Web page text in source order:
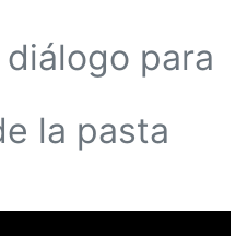
para
la pasta